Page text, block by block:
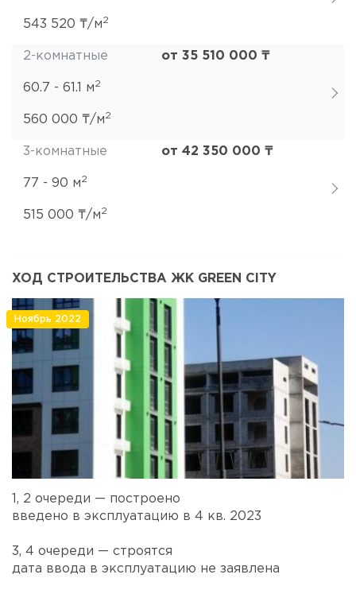
543 520 ₸/м2
2-комнатные от 35 510 000 ₸
60.7 - 61.1 м2
560 000 ₸/м2
3-комнатные от 42 350 000 ₸
77 - 90 м2
515 000 ₸/м2
ХОД СТРОИТЕЛЬСТВА ЖК GREEN CITY
Ноябрь 2022
1, 2 очереди — построено
введено в эксплуатацию в 4 кв. 2023
3, 4 очереди — строятся
дата ввода в эксплуатацию не заявлена